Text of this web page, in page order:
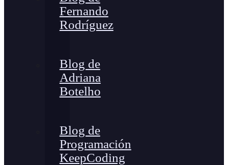
Fernando
Rodríguez
Blog de
Adriana
Botelho
Blog de
Programación
KeepCoding